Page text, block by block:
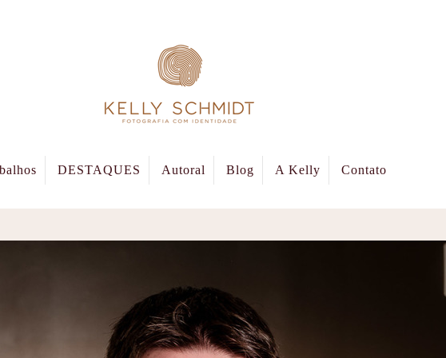
DESTAQUES Autoral Blog A Kelly Contato